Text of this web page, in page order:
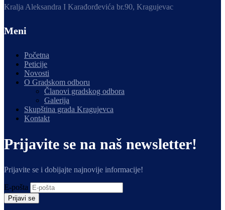
Kralja Aleksandra I Karađorđevića br.90, Kragujevac
Meni
Početna
Peticije
Novosti
O Gradskom odboru
Članovi gradskog odbora
Galerija
Skupština grada Kragujevca
Kontakt
Prijavite se na naš newsletter!
Prijavite se i dobijajte najnovije informacije!
E-pošta
Prijavi se